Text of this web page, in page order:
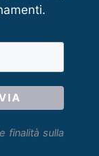
finalità sulla